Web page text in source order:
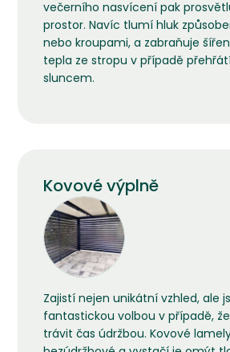
večerního nasvícení pak
prostor. Navíc tlumí hluk
nebo kroupami, a zabraňuje
tepla ze stropu v případě
sluncem.
Kovové výplně
Zajistí nejen unikátní vzhled, ale
fantastickou volbou v případě,
trávit čas údržbou. Kovové